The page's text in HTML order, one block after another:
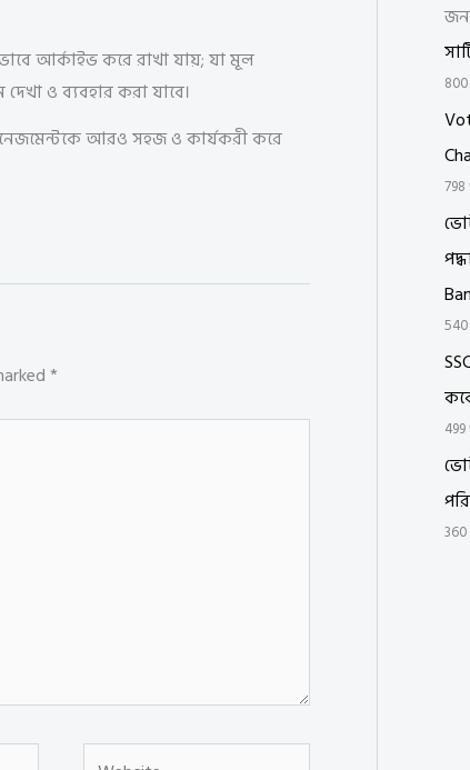
আর্কাইভ করে রাখা যায়; যা মূল
দেখা ও ব্যবহার করা যাবে।
আরও সহজ ও কার্যকরী করে
*